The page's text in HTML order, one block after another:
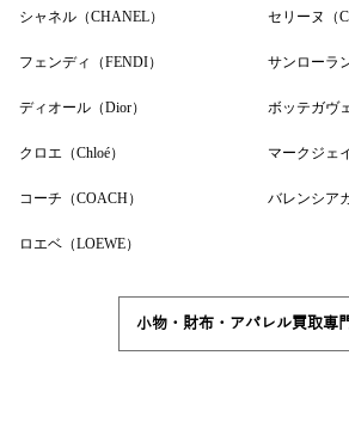
シャネル（CHANEL） セリーヌ（
フェンディ（FENDI） サンローラ
ディオール（Dior） ボッテガヴ
クロエ（Chloé） マークジェ
コーチ（COACH） バレンシア
ロエベ（LOEWE）
小物・財布・アパレル買取専